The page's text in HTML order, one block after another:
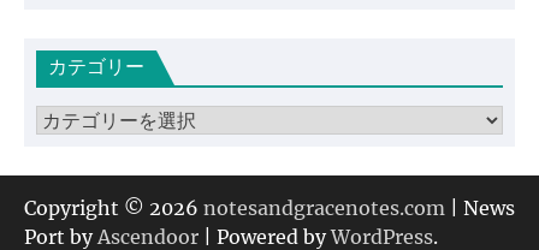
イカテゴリー
カ
ゴ
リ
ー
Copyright © 2026 notesandgracenotes.com | News
Port by Ascendoor | Powered byWordPress.